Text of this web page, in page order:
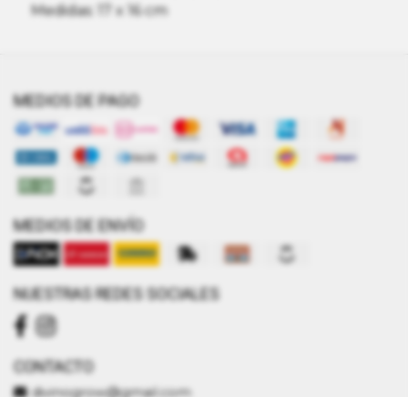
Medidas: 17 x 16 cm
MEDIOS DE PAGO
MEDIOS DE ENVÍO
NUESTRAS REDES SOCIALES
CONTACTO
divinogrow@gmail.com